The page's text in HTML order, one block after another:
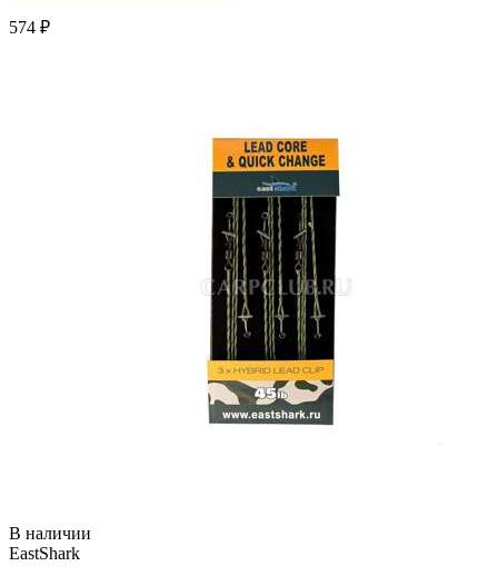
574 ₽
В наличии
EastShark